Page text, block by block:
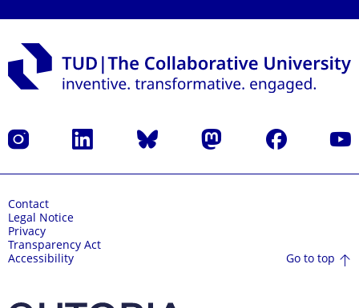
Instagram LinkedIn Bluesky Mastodon Facebook
Contact
Legal Notice
Privacy
Transparency Act
Accessibility
Go to top